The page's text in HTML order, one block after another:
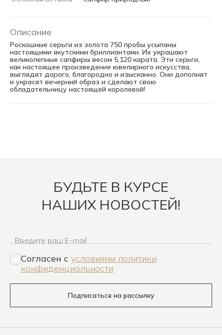
Описание
Роскошные серьги из золота 750 пробы усыпаны
настоящими якутскими бриллиантами. Их украшают
великолепные сапфиры весом 5,120 карата. Эти серьги,
как настоящее произведение ювелирного искусства,
выглядят дорого, благородно и изысканно. Они дополнят
и украсят вечерний образ и сделают свою
обладательницу настоящей королевой!
БУДЬТЕ В КУРСЕ
НАШИХ НОВОСТЕЙ!
Введите ваш E-mail
Согласен c условиями политики
конфиденциальности
Подписаться на рассылку